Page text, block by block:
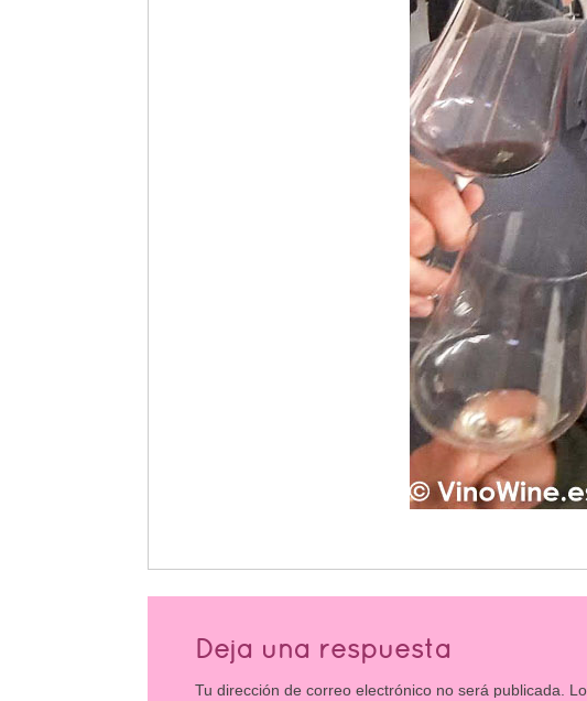
Deja una respuesta
Tu dirección de correo electrónico no será publicada.